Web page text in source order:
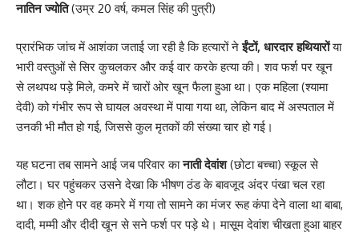
नातिन ज्योति(उम्र 20 वर्ष, कमल सिंह की पुत्री)
प्रारंभिक जांच में आशंका जताई जा रही है कि हत्यारों नेईंटों, धारदार हथियारोंया
भारी वस्तुओं से सिर कुचलकर और कई वार करके हत्या की। शव फर्श पर खून
से लथपथ पड़े मिले, कमरे में चारों ओर खून फैला हुआ था। एक महिला (श्यामा
देवी) को गंभीर रूप से घायल अवस्था में पाया गया था, लेकिन बाद में अस्पताल में
उनकी भी मौत हो गई, जिससे कुल मृतकों की संख्या चार हो गई।
यह घटना तब सामने आई जब परिवार कानाती देवांश(छोटा बच्चा) स्कूल से
लौटा। घर पहुंचकर उसने देखा कि भीषण ठंड के बावजूद अंदर पंखा चल रहा
था। शक होने पर वह कमरे में गया तो सामने का मंजर रूह कंपा देने वाला था बाबा,
दादी, मम्मी और दीदी खून से सने फर्श पर पड़े थे। मासूम देवांश चीखता हुआ बाहर